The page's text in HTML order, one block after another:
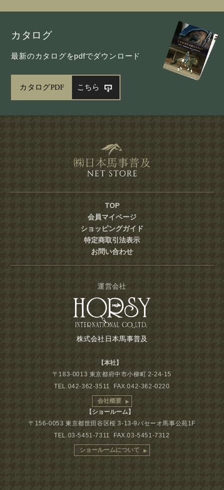
カタログ
最新のカタログをpdfでダウンロード
カタログPDF こちら
TOP
会員マイページ
ショッピングガイド
特定商取引法表示
お問い合わせ
運営会社
株式会社日本馬事普及
【本社】
〒183-0013 東京都府中市小柳町 2-24-15
TEL.042-362-3511 FAX.042-362-0220
会社概要
【ショールーム】
〒156-0053 東京都世田谷区桜 3-13-9パセーオ馬事公苑1F
TEL.03-5451-7311 FAX.03-5451-7312
ショールームについて